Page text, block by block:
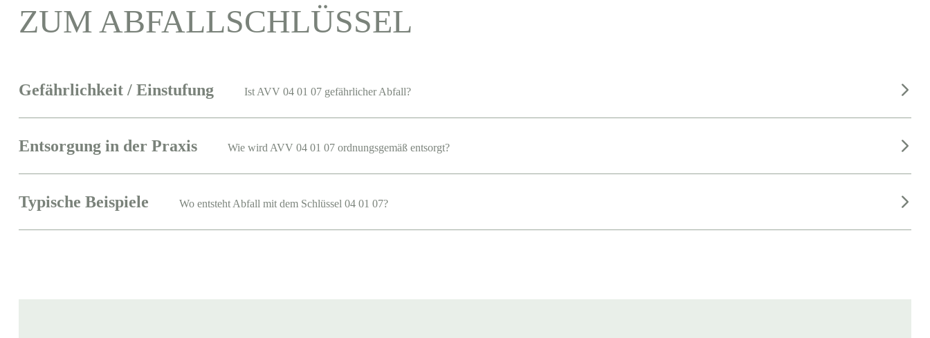
ZUM ABFALLSCHLÜSSEL
Gefährlichkeit / Einstufung Ist AVV 04 01 07 gefährlicher Abfall?
Entsorgung in der Praxis Wie wird AVV 04 01 07 ordnungsgemäß entsorgt?
Typische Beispiele Wo entsteht Abfall mit dem Schlüssel 04 01 07?